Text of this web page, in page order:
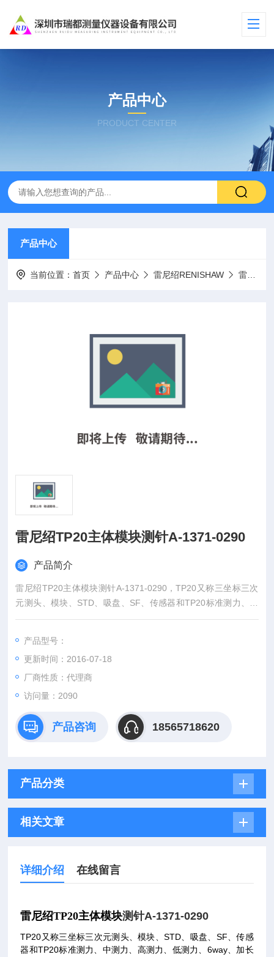
产品中心
PRODUCT CENTER
产品中心
当前位置：首页 产品中心 雷尼绍RENISHAW 雷尼绍主体模块
雷尼绍TP20主体模块测针A-1371-0290
产品简介
雷尼绍TP20主体模块测针A-1371-0290，TP20又称三坐标三次
元测头、模块、STD、吸盘、SF、传感器和TP20标准测力、中
测力、高测力、低测力、6way、加长模块EM1和EM2、TP20下
产品型号：
更新时间：2016-07-18
厂商性质：代理商
访问量：2090
产品咨询 18565718620
产品分类
相关文章
详细介绍 在线留言
雷尼绍TP20主体模块测针A-1371-0290
TP20又称三坐标三次元测头、模块、STD、吸盘、SF、传感
器和TP20标准测力、中测力、高测力、低测力、6way、加长